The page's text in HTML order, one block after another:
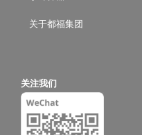
关于都福集团
关注我们